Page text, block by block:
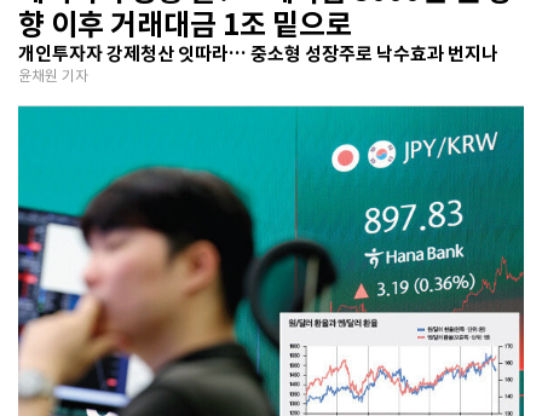
향 이후 거래대금 1조 밑으로
개인투자자 강제청산 잇따라… 중소형 성장주로 낙수효과 번지나
윤채원 기자